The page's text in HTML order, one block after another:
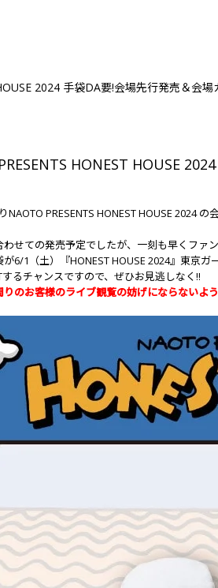
2024 手袋DA要!会場先行発売＆会場
HONEST HOUSE
NAOTO PRESENTS HONEST HOUSE 2024
わせての発売予定でしたが、一刻も早くファ
6/1（土）『HONEST HOUSE 2024』東京
するチャンスですので、ぜひお見逃しなく!!
のお客様のライブ観覧の妨げにならないよう